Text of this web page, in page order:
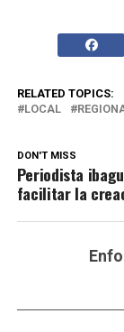
RELATED TOPICS:
LOCAL
DON'T MISS
Periodista
facilitar la